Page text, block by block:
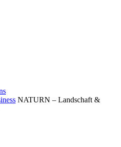
NATURN – Landschaft &